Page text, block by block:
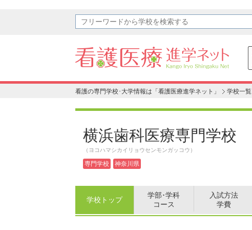
看護の専門学校･大学情報は「看護医療進学ネット」 学校一覧
横浜歯科医療専門学校
（ヨコハマシカイリョウセンモンガッコウ）
専門学校 神奈川県
学校トップ
学部･学科
コース
入試方法
学費